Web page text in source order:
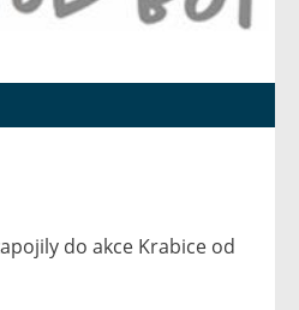
do akce Krabice od